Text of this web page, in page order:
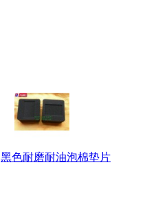
黑色耐磨耐油泡棉垫片